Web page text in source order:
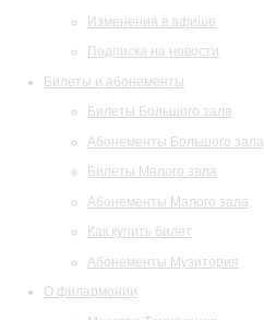
Изменения в афише
Подписка на новости
Билеты и абонементы
Билеты Большого зала
Абонементы Большого зала
Билеты Малого зала
Абонементы Малого зала
Как купить билет
Абонементы Музитория
О филармонии